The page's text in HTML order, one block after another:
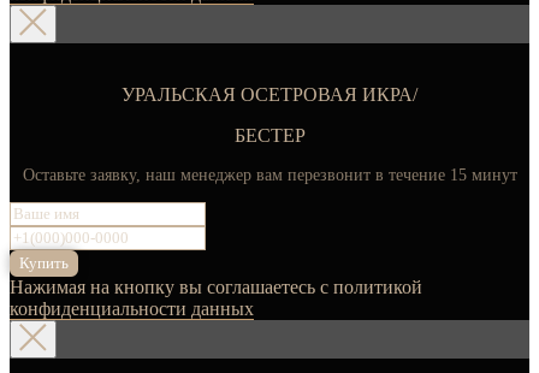
УРАЛЬСКАЯ ОСЕТРОВАЯ ИКРА/
БЕСТЕР
Оставьте заявку, наш менеджер вам перезвонит в течение 15 минут
Купить
Нажимая на кнопку вы соглашаетесь с политикой
конфиденциальности данных